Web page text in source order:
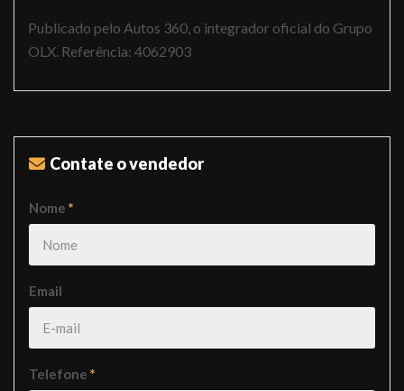
Publicado pelo Autos 360, o integrador oficial do Grupo
OLX. Referência: 4062903
Contate o vendedor
Nome *
Email
Telefone *